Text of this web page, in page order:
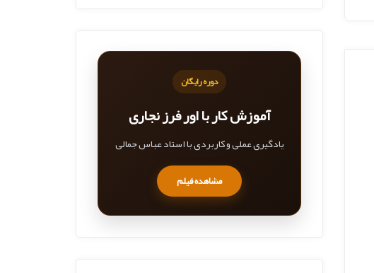
دوره رایگان
آموزش کار با اور فرز نجاری
یادگیری عملی و کاربردی با استاد عباس جمالی
مشاهده فیلم